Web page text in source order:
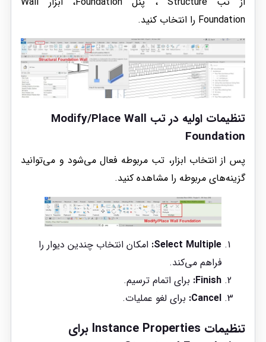
Foundation را انتخاب کنید.
تنظیمات اولیه
در تب Modify/Place Wall
Foundation
پس از انتخاب ابزار، تب مربوطه فعال می‌شود و می‌توانید
گزینه‌های مربوطه را مشاهده کنید.
Select Multiple: امکان انتخاب چندین دیوار را
فراهم می‌کند.
Finish: برای اتمام ترسیم.
Cancel: برای لغو عملیات.
تنظیمات Instance Properties برای